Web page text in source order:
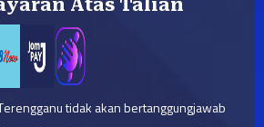
Atas Talian
tidak akan bertanggungjawab